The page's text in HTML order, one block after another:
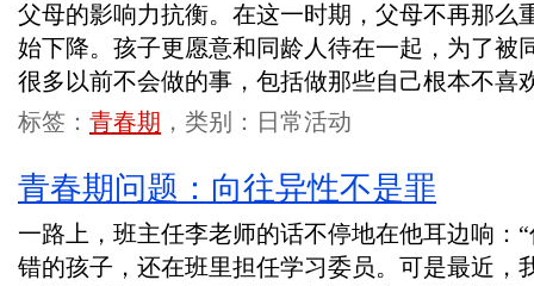
父母的影响力抗衡。在这一时期，父母不再那么
始下降。孩子更愿意和同龄人待在一起，为了被
很多以前不会做的事，包括做那些自己根本不喜
标签： 青春期 ，类别：日常活动
青春期问题：向往异性不是罪
一路上，班主任李老师的话不停地在他耳边响：
错的孩子，还在班里担任学习委员。可是最近，